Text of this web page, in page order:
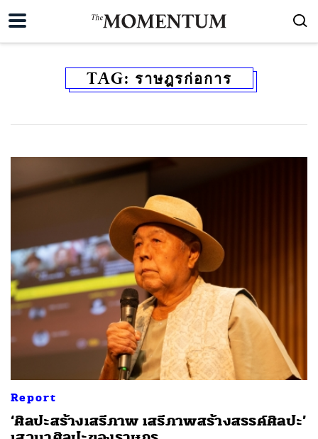
TAG: ราษฎรก่อการ
Report
‘ศิลปะสร้างเสรีภาพ เสรีภาพสร้างสรรค์ศิลปะ’
SHARE TWEET LINE EMAIL